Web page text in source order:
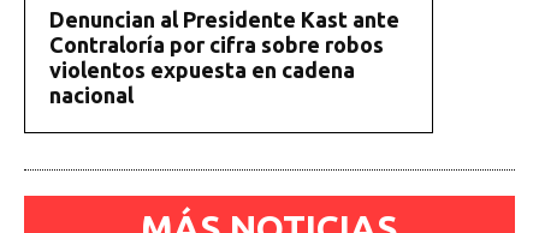
Denuncian al Presidente Kast ante
Contraloría por cifra sobre robos
violentos expuesta en cadena
nacional